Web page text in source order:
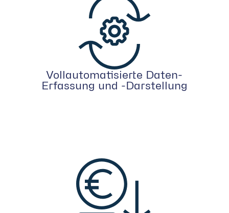
Vollautomatisierte Daten-
Erfassung und -Darstellung